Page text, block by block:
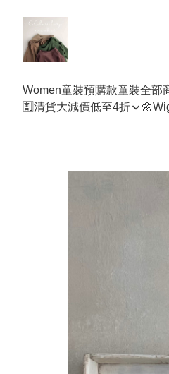
Women童裝預購款童裝全部
🈹清貨大減價低至4折